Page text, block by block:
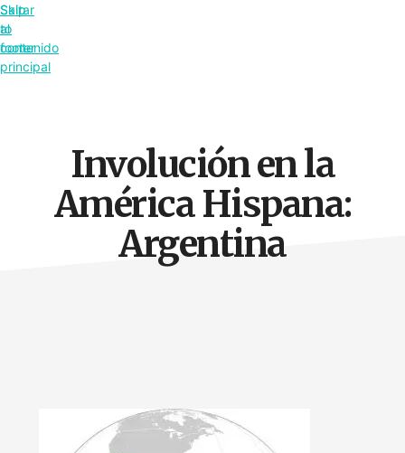
Saltar
al
contenido
principal
Skip
to
footer
Involución en la
América Hispana:
Argentina